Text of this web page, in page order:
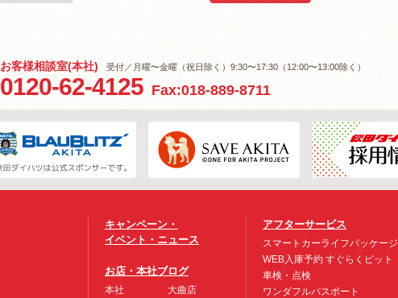
お客様相談室(本社) 受付／月曜〜金曜（祝日除く）9:30〜17:30（12:00〜13:00除く）
0120-62-4125 Fax:018-889-8711
キャンペーン・
イベント・ニュース
お店・本社ブログ
本社 大曲店
アフターサービス
スマートカーライフパッケージ
WEB入庫予約 すぐらくピット
車検・点検
ワンダフルパスポート